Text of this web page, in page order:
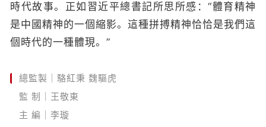
時代故事。正如習近平總書記所思所感：“體育精神
是中國精神的一個縮影。這種拼搏精神恰恰是我們這
個時代的一種體現。”
總監製｜駱紅秉 魏驅虎
監 制｜王敬東
主 編｜李璇